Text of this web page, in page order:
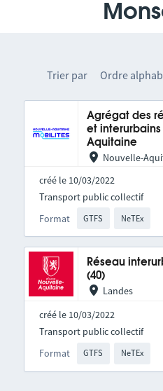
Trier par Ordre
Agrégat des
et
Aquitaine
Nouvelle-
créé le 10/03/2022
Format GTFS NeTEx
Transport public collectif
Réseau
(40)
Landes
créé le 10/03/2022
Format GTFS NeTEx
Transport public collectif